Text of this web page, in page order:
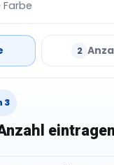
2
3
eintragen